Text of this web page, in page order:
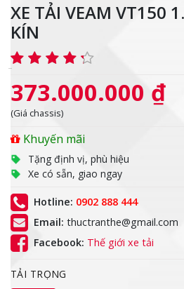
XE TẢI VEAM VT150
KÍN
373.000.000 ₫
(Giá chassis)
Khuyến mãi
Tặng định vị, phù hiệu
Xe có sẵn, giao ngay
Hotline: 0902 888 444
Email: thuctranthe@gmail.com
Facebook: Thế giới xe tải
TẢI TRỌNG